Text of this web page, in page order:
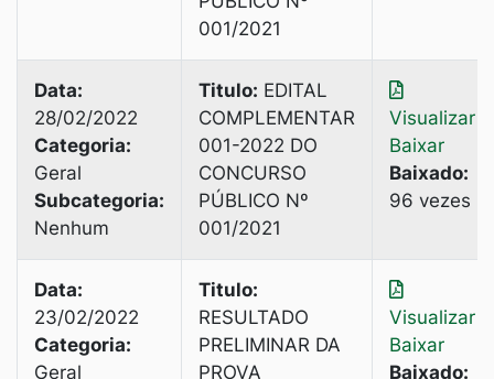
001/2021
Data:
28/02/2022
Categoria:
Geral
Subcategoria:
Nenhum
Titulo: EDITAL
COMPLEMENTAR
001-2022 DO
CONCURSO
PÚBLICO Nº
001/2021
Visualizar
Baixar
Baixado:
96 vezes
Data:
23/02/2022
Categoria:
Geral
Titulo:
RESULTADO
PRELIMINAR DA
PROVA
Visualizar
Baixar
Baixado: